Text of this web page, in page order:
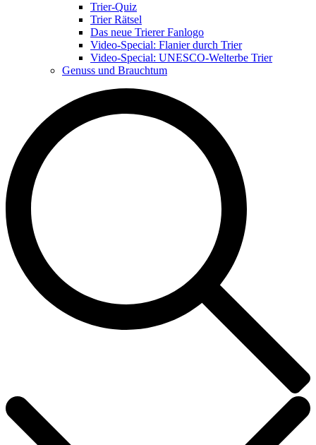
Trier-Quiz
Trier Rätsel
Das neue Trierer Fanlogo
Video-Special: Flanier durch Trier
Video-Special: UNESCO-Welterbe Trier
Genuss und Brauchtum